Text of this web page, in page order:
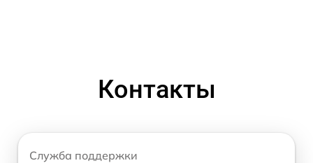
Контакты
Служба поддержки